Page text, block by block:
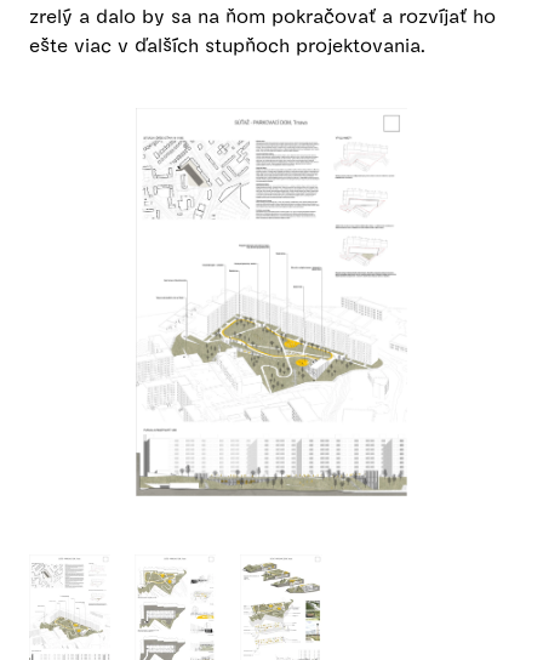
zrelý a dalo by sa na ňom pokračovať a rozvíjať ho
ešte viac v ďalších stupňoch projektovania.